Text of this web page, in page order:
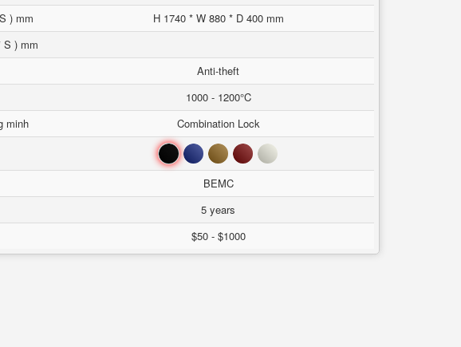
) mm
H 1740 * W 880 * D 400 mm
S ) mm
Anti-theft
1000 - 1200°C
minh
Combination Lock
Đen Xanh Nâu Đỏ Trắng
BEMC
5 years
$50 - $1000